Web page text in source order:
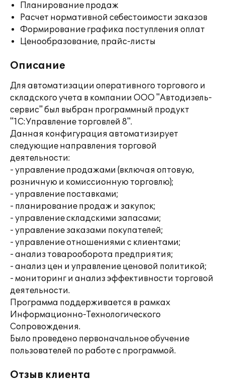
Планирование продаж
Расчет нормативной себестоимости заказов
Формирование графика поступления оплат
Ценообразование, прайс-листы
Описание
Для автоматизации оперативного торгового и
складского учета в компании ООО "Автодизель-
сервис" был выбран программный продукт
"1С:Управление торговлей 8".
Данная конфигурация автоматизирует
следующие направления торговой
деятельности:
- управление продажами (включая оптовую,
розничную и комиссионную торговлю);
- управление поставками;
- планирование продаж и закупок;
- управление складскими запасами;
- управление заказами покупателей;
- управление отношениями с клиентами;
- анализ товарооборота предприятия;
- анализ цен и управление ценовой политикой;
- мониторинг и анализ эффективности торговой
деятельности.
Программа поддерживается в рамках
Информационно-Технологического
Сопровождения.
Было проведено первоначальное обучение
пользователей по работе с программой.
Отзыв клиента